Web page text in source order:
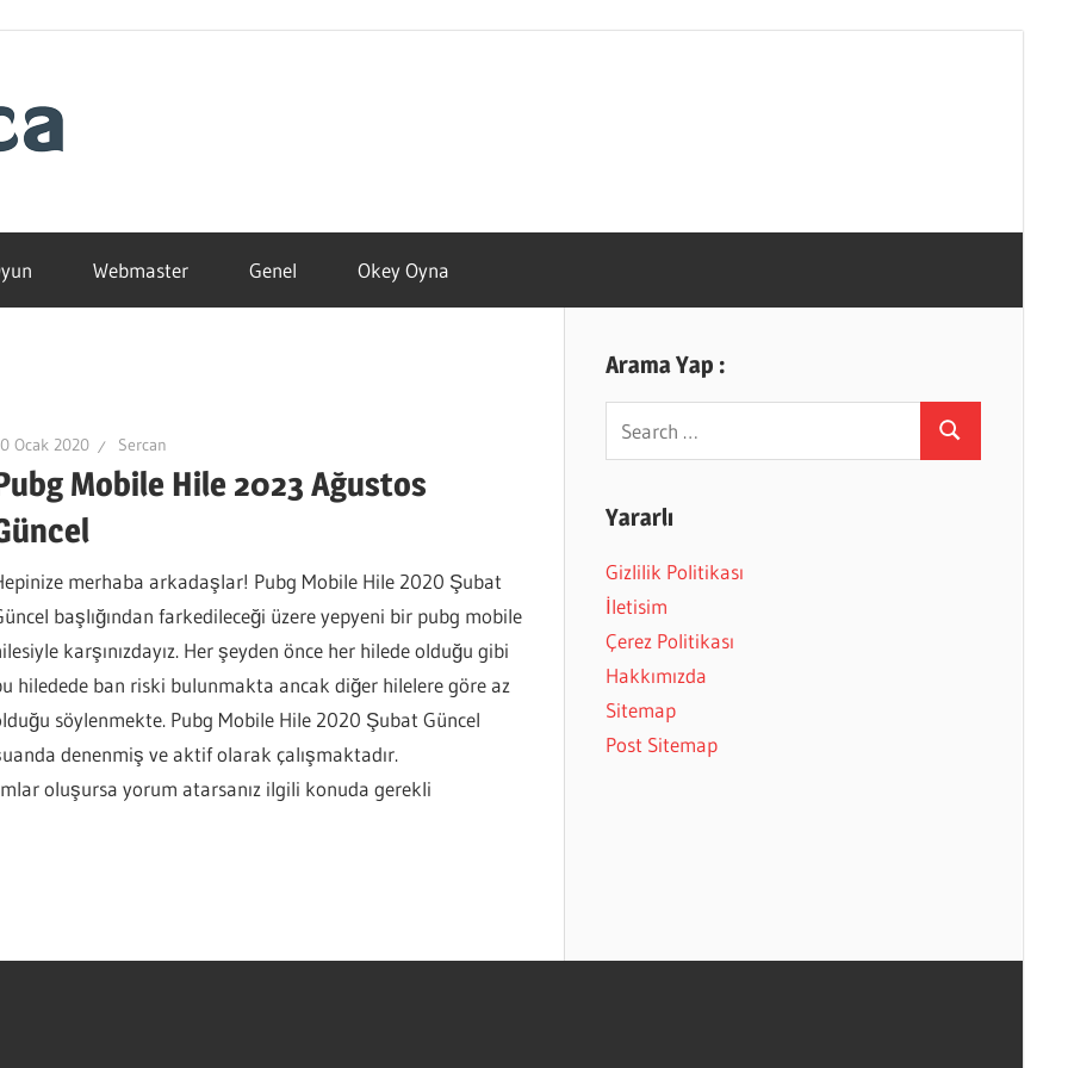
Webmaster Genel Okey Oyna
Ocak 2020 Sercan
Mobile Hile 2023 Ağustos
merhaba arkadaşlar! Pubg Mobile Hile 2020 Şubat
başlığından farkedileceği üzere yepyeni bir pubg mobile
karşınızdayız. Her şeyden önce her hilede olduğu gibi
hiledede ban riski bulunmakta ancak diğer hilelere göre az
söylenmekte. Pubg Mobile Hile 2020 Şubat Güncel
denenmiş ve aktif olarak çalışmaktadır.
oluşursa yorum atarsanız ilgili konuda gerekli
Arama Yap :
Search
Yararlı
Gizlilik Politikası
İletisim
Çerez Politikası
Hakkımızda
Sitemap
Post Sitemap